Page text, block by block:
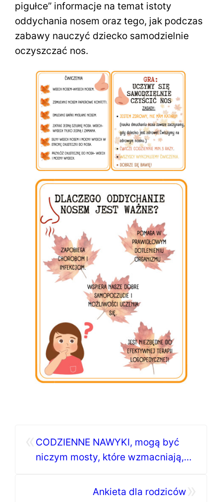
pigułce” informacje na temat istoty
oddychania nosem oraz tego, jak podczas
zabawy nauczyć dziecko samodzielnie
oczyszczać nos.
CODZIENNE NAWYKI, mogą być
niczym mosty, które wzmacniają,
Ankieta dla rodziców